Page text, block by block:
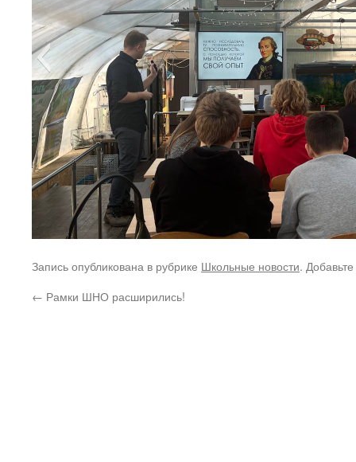
Запись опубликована в рубрике Школьные новости.
← Рамки ШНО расширились!